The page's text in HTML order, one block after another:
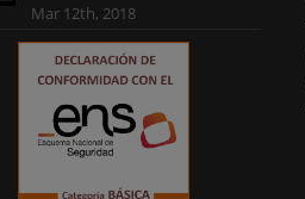
Mar 12th, 2018